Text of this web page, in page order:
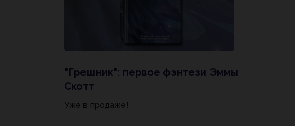
"Грешник": первое фэнтези Эммы
Скотт
Уже в продаже!